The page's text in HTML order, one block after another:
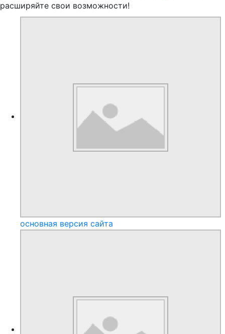
расширяйте свои возможности!
основная версия сайта